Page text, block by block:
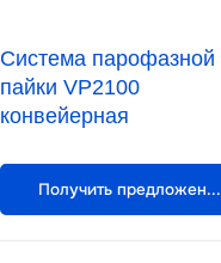
Система парофазной
пайки VP2100
конвейерная
Получить предложение